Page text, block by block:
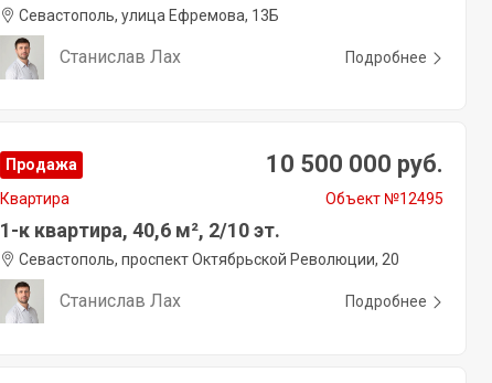
Севастополь, улица Ефремова, 13Б
Станислав Лах Подробнее
Продажа 10 500 000 руб.
Квартира Объект №12495
1-к квартира, 40,6 м², 2/10 эт.
Севастополь, проспект Октябрьской Революции, 20
Станислав Лах Подробнее